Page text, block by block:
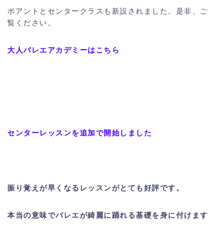
ポアントとセンタークラスも新設されました。是非、ご
覧ください。
大人バレエアカデミーはこちら
センターレッスンを追加で開始しました
振り覚えが早くなるレッスンがとても好評です。
本当の意味でバレエが綺麗に踊れる基礎を身に付けます